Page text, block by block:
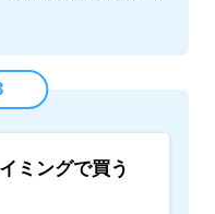
ミングで買う